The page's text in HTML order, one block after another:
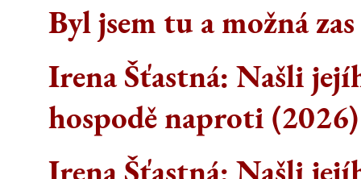
Byl jsem tu a možná
Irena Šťastná: Našli
hospodě naproti (2026)